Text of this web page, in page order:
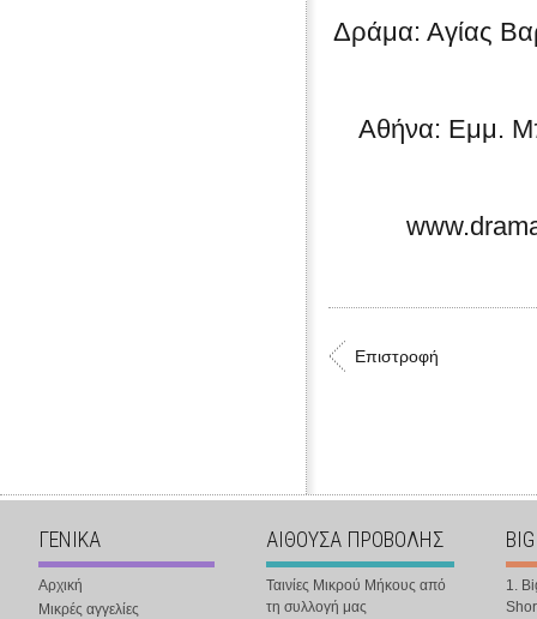
Δράμα: Αγίας
Αθήνα: Εμμ.
Επιστροφή
ΓΕΝΙΚΑ
Αρχική
Μικρές αγγελίες
ΑΙΘΟΥΣΑ ΠΡΟΒΟΛΗΣ
Ταινίες Μικρού Μήκους από
τη συλλογή μας
1.